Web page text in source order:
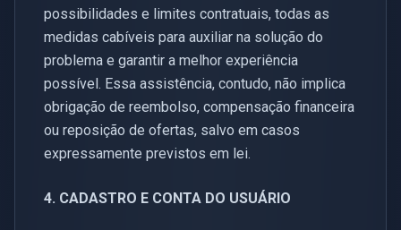
possibilidades e limites contratuais, todas as
medidas cabíveis para auxiliar na solução do
problema e garantir a melhor experiência
possível. Essa assistência, contudo, não implica
obrigação de reembolso, compensação financeira
ou reposição de ofertas, salvo em casos
expressamente previstos em lei.
4. CADASTRO E CONTA DO USUÁRIO